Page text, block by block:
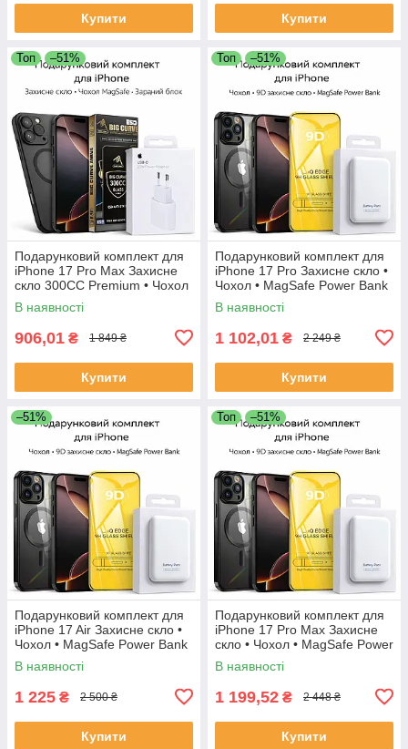
Купити Купити
Топ –51%
Подарунковий комплект для
iPhone 17 Pro Max Захисне
скло 300CC Premium • Чохол
MagSafe • Зарядний блок
В наявності
906,01 ₴ 1 849 ₴
Купити
Топ –51%
Подарунковий комплект для
iPhone 17 Pro Захисне скло •
Чохол • MagSafe Power Bank
В наявності
1 102,01 ₴ 2 249 ₴
Купити
–51%
Подарунковий комплект для
iPhone 17 Air Захисне скло •
Чохол • MagSafe Power Bank
В наявності
1 225 ₴ 2 500 ₴
Купити
Топ –51%
Подарунковий комплект для
iPhone 17 Pro Max Захисне
скло • Чохол • MagSafe Power
Bank
В наявності
1 199,52 ₴ 2 448 ₴
Купити